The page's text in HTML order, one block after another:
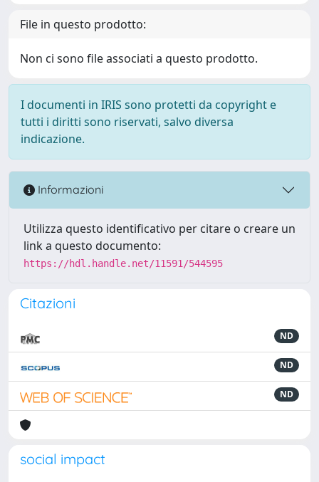
File in questo prodotto:
Non ci sono file associati a questo prodotto.
I documenti in IRIS sono protetti da copyright e
tutti i diritti sono riservati, salvo diversa
indicazione.
Informazioni
Utilizza questo identificativo per citare o creare un
link a questo documento:
https://hdl.handle.net/11591/544595
Citazioni
ND
ND
ND
social impact